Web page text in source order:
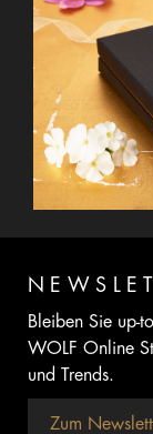
Bleiben Sie up-
WOLF Online
und Trends.
Zum